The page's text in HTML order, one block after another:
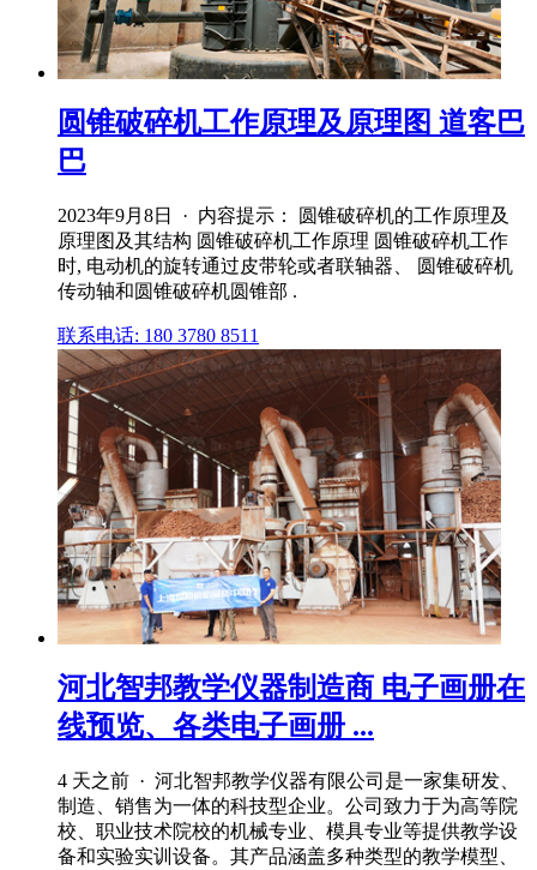
圆锥破碎机工作原理及原理图 道客巴
巴
2023年9月8日 · 内容提示： 圆锥破碎机的工作原理及
原理图及其结构 圆锥破碎机工作原理 圆锥破碎机工作
时, 电动机的旋转通过皮带轮或者联轴器、 圆锥破碎机
传动轴和圆锥破碎机圆锥部 .
联系电话: 180 3780 8511
河北智邦教学仪器制造商 电子画册在
线预览、各类电子画册 ...
4 天之前 · 河北智邦教学仪器有限公司是一家集研发、
制造、销售为一体的科技型企业。公司致力于为高等院
校、职业技术院校的机械专业、模具专业等提供教学设
备和实验实训设备。其产品涵盖多种类型的教学模型、